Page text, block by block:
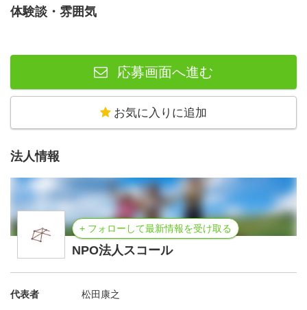
この3:30に、あなたの「好きな本」を通じて関わっていた
活動の背景、社会課題について
神戸市では、中学校の部活動を地域クラブへ移行する
「KOBE◆KATSU」が2026年9月から本格的に始まりま
（約30,000人）が部活動に加入しており、これまで学校と
しかし地域移行が進む中で、「やりたい種目ができるの
か」「近くに受け入れ先はあるのか」といった不安の声が
当事者や保護者から上がっています。経済的な事情や送迎
の問題から、どうしても地域移行の選択肢を持てない子ど
3:30は、そうした「部活が無くなっても安心できる居場
体験談・雰囲気
応募画面へ進む
お気に入りに追加
法人情報
+ フォローして最新情報を受け取る
NPO法人スコール
代表者
松田康之